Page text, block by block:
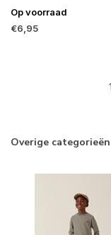
Op voorraad
€6,95
1
Overige